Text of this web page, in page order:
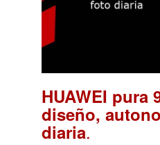
HUAWEI pura
diseño,
diaria.